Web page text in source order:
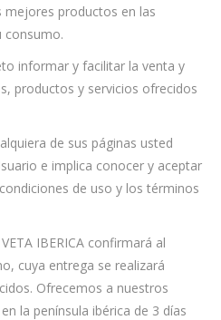
mejores productos en las
consumo.
informar y facilitar la venta y
productos y servicios ofrecidos
de sus páginas usted
e implica conocer y aceptar
de uso y los términos
IBERICA confirmará al
cuya entrega se realizará
Ofrecemos a nuestros
la península ibérica de 3 días